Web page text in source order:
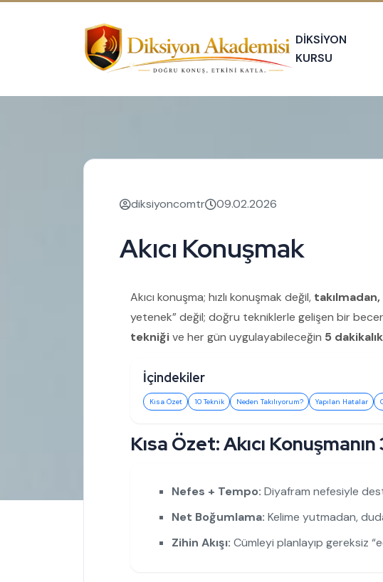
DİKSİYON
KURSU
diksiyoncomtr 09.02.2026
Akıcı Konuşmak
Akıcı konuşma; hızlı konuşmak değil, takılmadan,
yetenek” değil; doğru tekniklerle gelişen bir
tekniğive her gün uygulayabileceğin 5
İçindekiler
Kısa Özet 10 Teknik Neden Takılıyorum? Yapılan Hatalar
Kısa Özet: Akıcı
Nefes + Tempo: Diyafram nefesiyle
Net Boğumlama: Kelime yutmadan,
Zihin Akışı: Cümleyi planlayıp gereksiz